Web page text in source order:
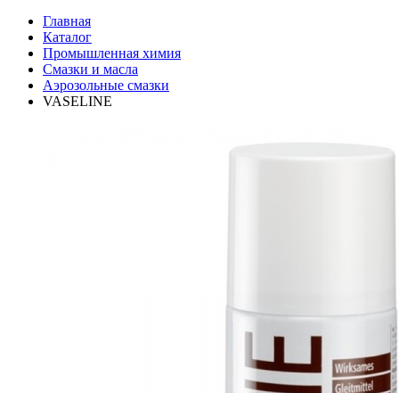
Главная
Каталог
Промышленная химия
Смазки и масла
Аэрозольные смазки
VASELINE